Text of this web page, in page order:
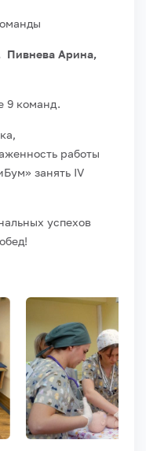
Пивнева Арина,
9 команд.
работы
занять IV
успехов